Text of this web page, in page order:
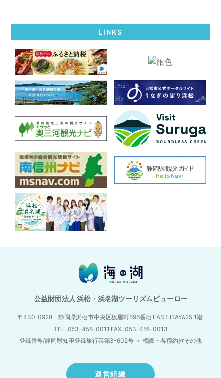
LINKS
公益財団法人 浜松・浜名湖ツーリズムビューロー
〒430-0928 静岡県浜松市中央区板屋町596番地 EAST ITAYA25 1階
TEL. 053-458-0011 FAX. 053-458-0013
登録番号/静岡県知事登録旅行業第3-602号 ＞ 標識・各種約款その他
運営組織